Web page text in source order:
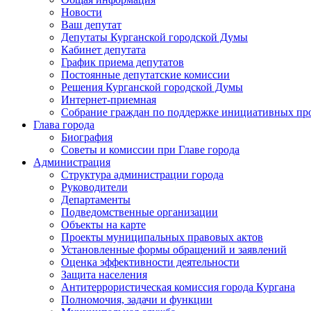
Новости
Ваш депутат
Депутаты Курганской городской Думы
Кабинет депутата
График приема депутатов
Постоянные депутатские комиссии
Решения Курганской городской Думы
Интернет-приемная
Собрание граждан по поддержке инициативных
Глава города
Биография
Советы и комиссии при Главе города
Администрация
Структура администрации города
Руководители
Департаменты
Подведомственные организации
Объекты на карте
Проекты муниципальных правовых актов
Установленные формы обращений и заявлений
Оценка эффективности деятельности
Защита населения
Антитеррористическая комиссия города Кургана
Полномочия, задачи и функции